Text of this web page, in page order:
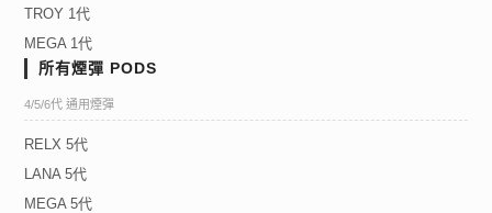
TROY 1代
MEGA 1代
所有煙彈 PODS
4/5/6代 通用煙彈
RELX 5代
LANA 5代
MEGA 5代